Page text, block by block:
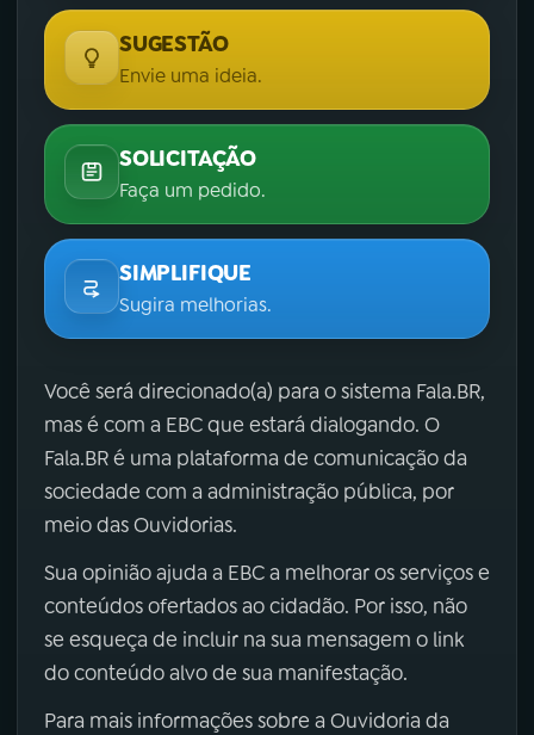
SUGESTÃO
Envie uma ideia.
SOLICITAÇÃO
Faça um pedido.
SIMPLIFIQUE
Sugira melhorias.
Você será direcionado(a) para o sistema Fala.BR,
mas é com a EBC que estará dialogando. O
Fala.BR é uma plataforma de comunicação da
sociedade com a administração pública, por
meio das Ouvidorias.
Sua opinião ajuda a EBC a melhorar os serviços e
conteúdos ofertados ao cidadão. Por isso, não
se esqueça de incluir na sua mensagem o link
do conteúdo alvo de sua manifestação.
Para mais informações sobre a Ouvidoria da